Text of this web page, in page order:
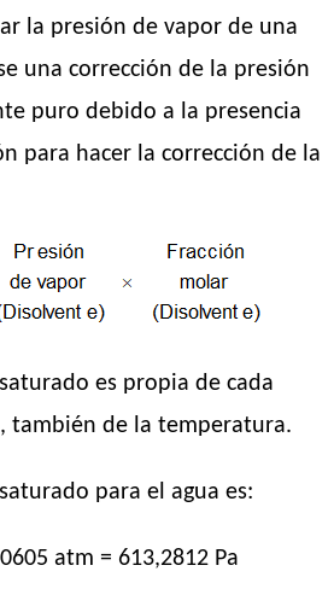
la presión de vapor de una
una corrección de la presión
puro debido a la presencia
para hacer la corrección de la
es propia de cada
también de la temperatura.
para el agua es:
atm = 613,2812 Pa